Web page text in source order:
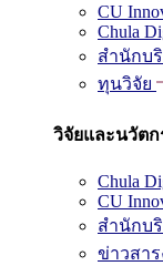
CU
Chula
สำนักบ
ทุนวิจัย
วิจัยและนวัตก
Chula
CU
สำนักบ
ข่าวสา